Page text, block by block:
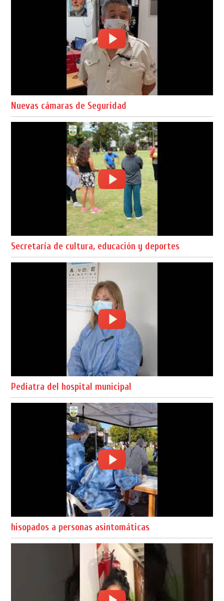
Nuevas cámaras de Seguridad
Secretaría de cultura, educación y deportes
Pediatra del hospital municipal
hisopados a personas asintomáticas